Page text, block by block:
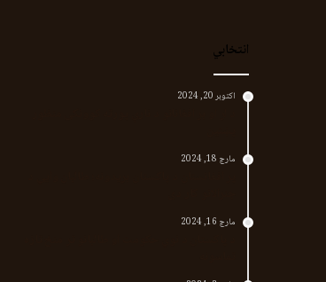
انتخابي
اکتوبر 20, 2024
مارچ 18, 2024
مارچ 16, 2024